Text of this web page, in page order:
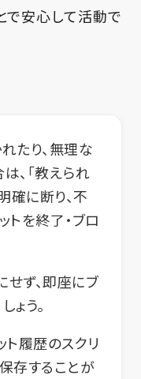
で安心して活動で
たり、無理な
、「教えられ
確に断り、不
トを終了・ブロ
ず、即座にブ
ょう。
ト履歴のスクリ
存することが